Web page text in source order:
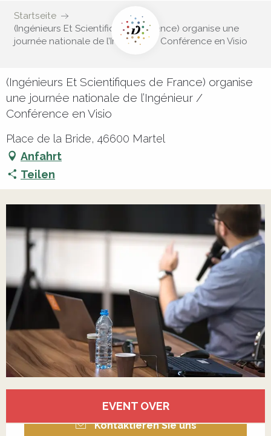
Startseite
(Ingénieurs Et Scientifiques de France) organise une
journée nationale de l’Ingénieur / Conférence en Visio
(Ingénieurs Et Scientifiques de France) organise
une journée nationale de l’Ingénieur /
Conférence en Visio
Place de la Bride, 46600 Martel
Anfahrt
Teilen
EVENT OVER
Kontaktieren Sie uns